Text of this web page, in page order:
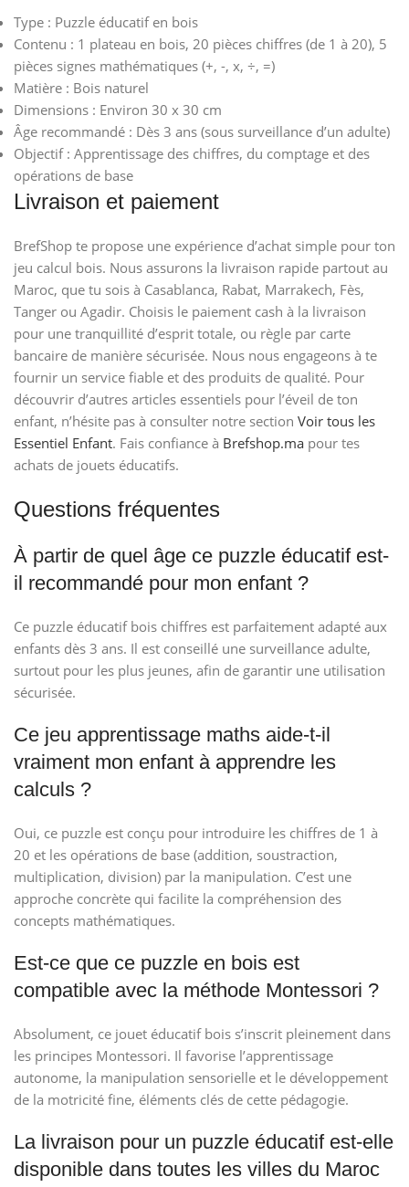
Type : Puzzle éducatif en bois
Contenu : 1 plateau en bois, 20 pièces chiffres (de 1 à 20), 5
pièces signes mathématiques (+, -, x, ÷, =)
Matière : Bois naturel
Dimensions : Environ 30 x 30 cm
Âge recommandé : Dès 3 ans (sous surveillance d’un adulte)
Objectif : Apprentissage des chiffres, du comptage et des
opérations de base
Livraison et paiement
BrefShop te propose une expérience d’achat simple pour ton
jeu calcul bois. Nous assurons la livraison rapide partout au
Maroc, que tu sois à Casablanca, Rabat, Marrakech, Fès,
Tanger ou Agadir. Choisis le paiement cash à la livraison
pour une tranquillité d’esprit totale, ou règle par carte
bancaire de manière sécurisée. Nous nous engageons à te
fournir un service fiable et des produits de qualité. Pour
découvrir d’autres articles essentiels pour l’éveil de ton
enfant, n’hésite pas à consulter notre section Voir tous les
Essentiel Enfant. Fais confiance à Brefshop.ma pour tes
achats de jouets éducatifs.
Questions fréquentes
À partir de quel âge ce puzzle éducatif est-
il recommandé pour mon enfant ?
Ce puzzle éducatif bois chiffres est parfaitement adapté aux
enfants dès 3 ans. Il est conseillé une surveillance adulte,
surtout pour les plus jeunes, afin de garantir une utilisation
sécurisée.
Ce jeu apprentissage maths aide-t-il
vraiment mon enfant à apprendre les
calculs ?
Oui, ce puzzle est conçu pour introduire les chiffres de 1 à
20 et les opérations de base (addition, soustraction,
multiplication, division) par la manipulation. C’est une
approche concrète qui facilite la compréhension des
concepts mathématiques.
Est-ce que ce puzzle en bois est
compatible avec la méthode Montessori ?
Absolument, ce jouet éducatif bois s’inscrit pleinement dans
les principes Montessori. Il favorise l’apprentissage
autonome, la manipulation sensorielle et le développement
de la motricité fine, éléments clés de cette pédagogie.
La livraison pour un puzzle éducatif est-elle
disponible dans toutes les villes du Maroc